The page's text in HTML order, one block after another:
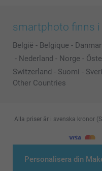
Personalisera din
smartphoto finns i
België - Belgique -
- Nederland - Norge -
Switzerland - Suomi -
Other Countries
© smartphoto
Alla priser är i svenska kronor